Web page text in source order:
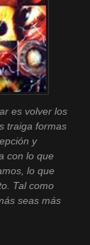
es volver los
traiga formas
y
con lo que
lo que
Tal como
seas más